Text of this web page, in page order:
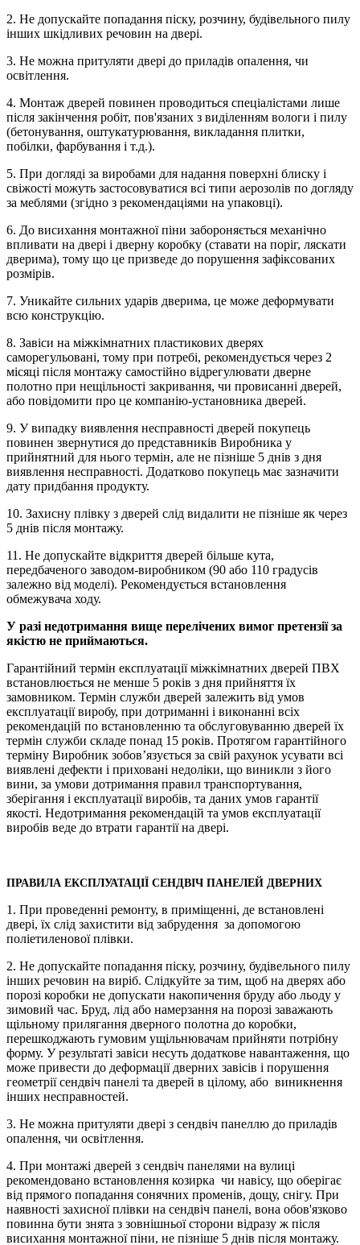
2. Не допускайте попадання піску, розчину, будівельного пилу
інших шкідливих речовин на двері.
3. Не можна притуляти двері до приладів опалення, чи
освітлення.
4. Монтаж дверей повинен проводиться спеціалістами лише
після закінчення робіт, пов'язаних з виділенням вологи і пилу
(бетонування, оштукатурювання, викладання плитки,
побілки, фарбування і т.д.).
5. При догляді за виробами для надання поверхні блиску і
свіжості можуть застосовуватися всі типи аерозолів по догляду
за меблями (згідно з рекомендаціями на упаковці).
6. До висихання монтажної піни забороняється механічно
впливати на двері і дверну коробку (ставати на поріг, ляскати
дверима), тому що це призведе до порушення зафіксованих
розмірів.
7. Уникайте сильних ударів дверима, це може деформувати
всю конструкцію.
8. Завіси на міжкімнатних пластикових дверях
саморегульовані, тому при потребі, рекомендується через 2
місяці після монтажу самостійно відрегулювати дверне
полотно при нещільності закривання, чи провисанні дверей,
або повідомити про це компанію-установника дверей.
9. У випадку виявлення несправності дверей покупець
повинен звернутися до представників Виробника у
прийнятний для нього термін, але не пізніше 5 днів з дня
виявлення несправності. Додатково покупець має зазначити
дату придбання продукту.
10. Захисну плівку з дверей слід видалити не пізніше як через
5 днів після монтажу.
11. Не допускайте відкриття дверей більше кута,
передбаченого заводом-виробником (90 або 110 градусів
залежно від моделі). Рекомендується встановлення
обмежувача ходу.
У разі недотримання вище перелічених вимог претензії за
якістю не приймаються.
Гарантійний термін експлуатації міжкімнатних дверей ПВХ
встановлюється не менше 5 років з дня прийняття їх
замовником. Термін служби дверей залежить від умов
експлуатації виробу, при дотриманні і виконанні всіх
рекомендацій по встановленню та обслуговуванню дверей їх
термін служби складе понад 15 років. Протягом гарантійного
терміну Виробник зобов’язується за свій рахунок усувати всі
виявлені дефекти і приховані недоліки, що виникли з його
вини, за умови дотримання правил транспортування,
зберігання і експлуатації виробів, та даних умов гарантії
якості. Недотримання рекомендацій та умов експлуатації
виробів веде до втрати гарантії на двері.
ПРАВИЛА ЕКСПЛУАТАЦІЇ СЕНДВІЧ ПАНЕЛЕЙ ДВЕРНИХ
1. При проведенні ремонту, в приміщенні, де встановлені
двері, їх слід захистити від забрудення за допомогою
поліетиленової плівки.
2. Не допускайте попадання піску, розчину, будівельного пилу
інших речовин на виріб. Слідкуйте за тим, щоб на дверях або
порозі коробки не допускати накопичення бруду або льоду у
зимовий час. Бруд, лід або намерзання на порозі заважають
щільному прилягання дверного полотна до коробки,
перешкоджають гумовим ущільнювачам прийняти потрібну
форму. У результаті завіси несуть додаткове навантаження, що
може привести до деформації дверних завісів і порушення
геометрії сендвіч панелі та дверей в цілому, або виникнення
інших несправностей.
3. Не можна притуляти двері з сендвіч панеллю до приладів
опалення, чи освітлення.
4. При монтажі дверей з сендвіч панелями на вулиці
рекомендовано встановлення козирка чи навісу, що оберігає
від прямого попадання сонячних променів, дощу, снігу. При
наявності захисної плівки на сендвіч панелі, вона обов'язково
повинна бути знята з зовнішньої сторони відразу ж після
висихання монтажної піни, не пізніше 5 днів після монтажу.